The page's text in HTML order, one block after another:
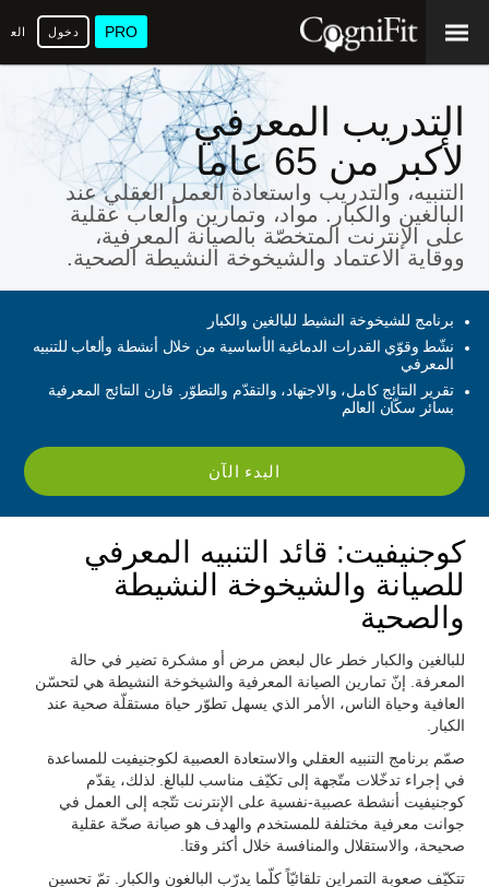
PRO دخول
التدريب المعرفي
لأكبر من 65 عاما
التنبيه، والتدريب واستعادة العمل العقلي عند
البالغين والكبار. مواد، وتمارين وألعاب عقلية
على الإنترنت المتخصّة بالصيانة المعرفية،
ووقاية الاعتماد والشيخوخة النشيطة الصحية.
برنامج للشيخوخة النشيط للبالغين والكبار
نشّط وقوّي القدرات الدماغية الأساسية من خلال أنشطة وألعاب للتنبيه
المعرفي
تقرير النتائج كامل، والاجتهاد، والتقدّم والتطوّر. قارن النتائج المعرفية
بسائر سكّان العالم
البدء الآن
كوجنيفيت: قائد التنبيه المعرفي
للصيانة والشيخوخة النشيطة
والصحية
للبالغين والكبار خطر عال لبعض مرض أو مشكرة تضير في حالة
المعرفة. إنّ تمارين الصيانة المعرفية والشيخوخة النشيطة هي لتحسّن
العافية وحياة الناس، الأمر الذي يسهل تطوّر حياة مستقلّة صحية عند
الكبار.
صمّم برنامج التنبيه العقلي والاستعادة العصبية لكوجنيفيت للمساعدة
في إجراء تدخّلات متّجهة إلى تكيّف مناسب للبالغ. لذلك، يقدّم
كوجنيفيت أنشطة عصبية-نفسية على الإنترنت تتّجه إلى العمل في
جوانت معرفية مختلفة للمستخدم والهدف هو صيانة صحّة عقلية
صحيحة، والاستقلال والمنافسة خلال أكثر وقتا.
تتكيّف صعوبة التمراين تلقائيّاً كلّما يدرّب البالغون والكبار. تمّ تحسين